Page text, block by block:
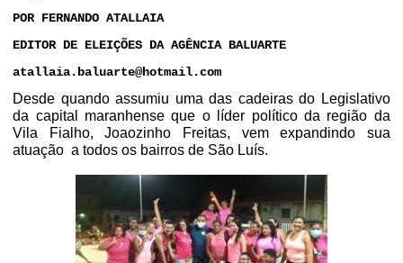
POR FERNANDO ATALLAIA
EDITOR DE ELEIÇÕES DA AGÊNCIA BALUARTE
atallaia.baluarte@hotmail.com
Desde quando assumiu uma das cadeiras do Legislativo
da capital maranhense que o líder político da região da
Vila Fialho, Joaozinho Freitas, vem expandindo sua
atuação a todos os bairros de São Luís.